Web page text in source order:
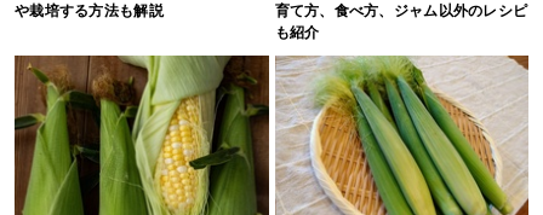
や栽培する方法も解説
育て方、食べ方、ジャム以外のレシピ
も紹介